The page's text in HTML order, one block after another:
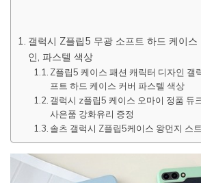
갤럭시 Z플립5 무광 소프트 하드 케이
인, 파스텔 색상
Z플립5 케이스 패션 캐릭터 디자인 갤
프트 하드 케이스 커버 파스텔 색상
갤럭시 z플립5 케이스 오마이 정품 듀
사은품 강화유리 증정
솔츠 갤럭시 Z플립5케이스 왕먼지 스